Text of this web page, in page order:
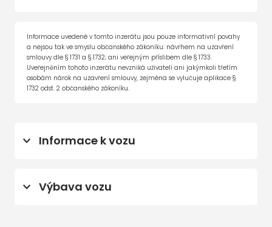
Informace k vozu
Výbava vozu
Informace uvedené v tomto inzerátu jsou pouze informativní povahy
a nejsou tak ve smyslu občanského zákoníku: návrhem na uzavření
smlouvy dle § 1731 a § 1732; ani veřejným příslibem dle § 1733.
Uveřejněním tohoto inzerátu nevzniká uživateli ani jakýmkoli třetím
osobám nárok na uzavření smlouvy, zejména se vylučuje aplikace §
1732 odst. 2 občanského zákoníku.